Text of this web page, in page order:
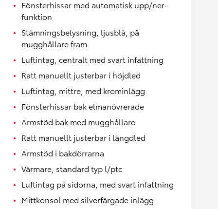
Fönsterhissar med automatisk upp/ner-
funktion
Stämningsbelysning, ljusblå, på
mugghållare fram
Luftintag, centralt med svart infattning
Ratt manuellt justerbar i höjdled
Luftintag, mittre, med krominlägg
Fönsterhissar bak elmanövrerade
Armstöd bak med mugghållare
Ratt manuellt justerbar i längdled
Armstöd i bakdörrarna
Värmare, standard typ l/ptc
Luftintag på sidorna, med svart infattning
Mittkonsol med silverfärgade inlägg